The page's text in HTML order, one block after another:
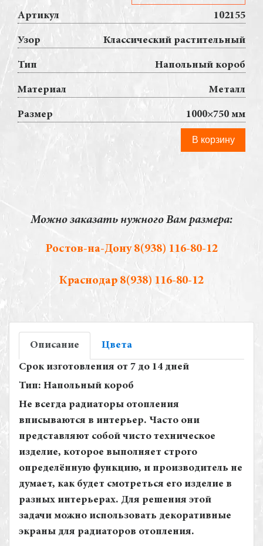
Артикул 102155
Узор Классический растительный
Тип Напольный короб
Материал Металл
Размер 1000×750 мм
В корзину
Можно заказать нужного Вам размера:
Ростов-на-Дону 8(938) 116-80-12
Краснодар 8(938) 116-80-12
Описание Цвета
Срок изготовления от 7 до 14 дней
Тип: Напольный короб
Не всегда радиаторы отопления
вписываются в интерьер. Часто они
представляют собой чисто техническое
изделие, которое выполняет строго
определённую функцию, и производитель не
думает, как будет смотреться его изделие в
разных интерьерах. Для решения этой
задачи можно использовать декоративные
экраны для радиаторов отопления.